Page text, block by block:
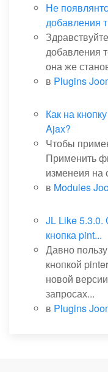
Не
добавления
добавления
она же
в Plugins
Как на
Ajax?
Чтобы
Применить
изменеия на
в Modules
JL Like 5.3.0.
кнопка pint...
Давно
кнопкой
новой
запросах...
в Plugins